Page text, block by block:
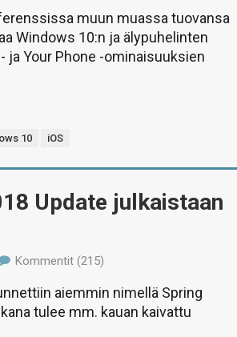
muun muassa tuovansa
Windows 10:n ja älypuhelinten
Your Phone -ominaisuuksien
10 iOS
Update julkaistaan
Kommentit (215)
aiemmin nimellä Spring
tulee mm. kauan kaivattu